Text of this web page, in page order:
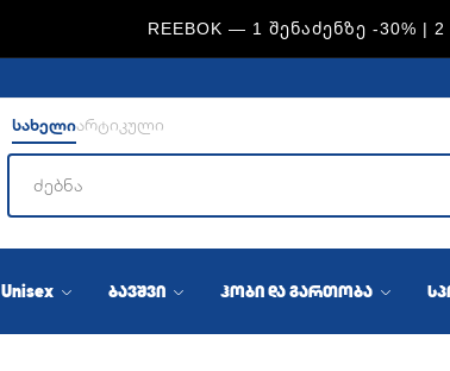
REEBOK — 1 ᲨᲔᲜᲐᲫᲔᲜᲖᲔ -30% |
სახელიარტიკული
Unisex ბავშვი ჰობი და გართობა